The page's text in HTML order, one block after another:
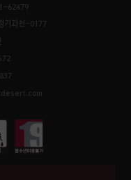
62479
기과천-0177